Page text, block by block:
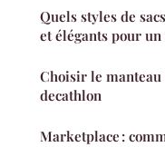
Quels styles de
et élégants pour
Choisir le
decathlon
Marketplace :